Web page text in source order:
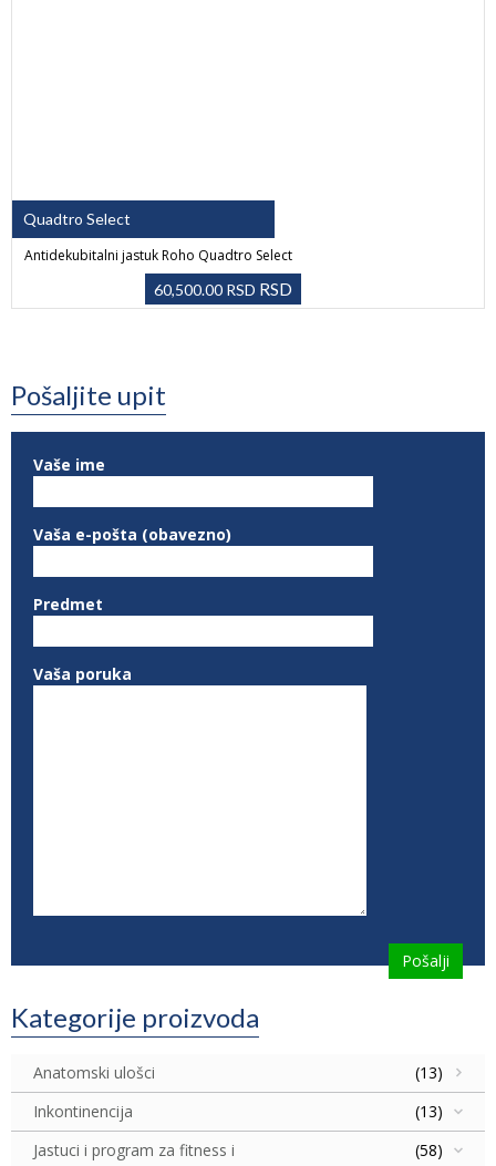
Quadtro Select
Antidekubitalni jastuk Roho Quadtro Select
60,500.00 RSD RSD
Pošaljite upit
Vaše ime
Vaša e-pošta (obavezno)
Predmet
Vaša poruka
Kategorije proizvoda
Anatomski ulošci
(13)
Inkontinencija
(13)
Jastuci i program za fitness i
(58)